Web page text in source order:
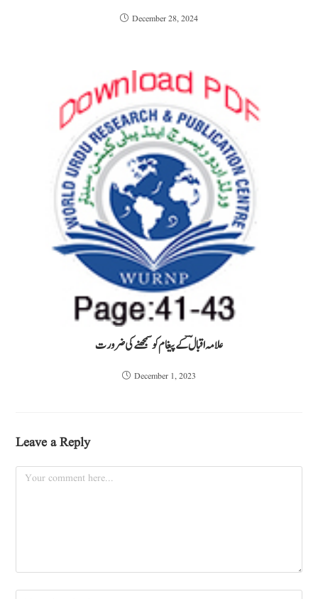
December 28, 2024
علامہ اقبالؔ کے پیغام کو سمجھنے کی ضرورت
December 1, 2023
Leave a Reply